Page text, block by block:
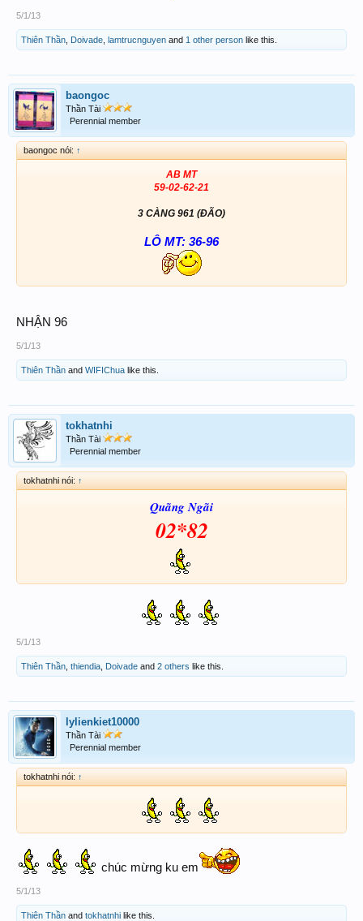
5/1/13
Thiên Thần Doivade lamtrucnguyen and 1 other person like this.
baongoc
Thần Tài
Perennial member
baongoc nói: ↑
AB MT
59-02-62-21
3 CÀNG 961 (ĐÃO)
LÔ MT: 36-96
NHẬN 96
5/1/13
Thiên Thần and WIFIChua like this.
tokhatnhi
Thần Tài
Perennial member
tokhatnhi nói: ↑
Quãng Ngãi
02*82
5/1/13
Thiên Thần thiendia Doivade and 2 others like this.
lylienkiet10000
Thần Tài
Perennial member
tokhatnhi nói: ↑
chúc mừng ku em
5/1/13
Thiên Thần and tokhatnhi like this.